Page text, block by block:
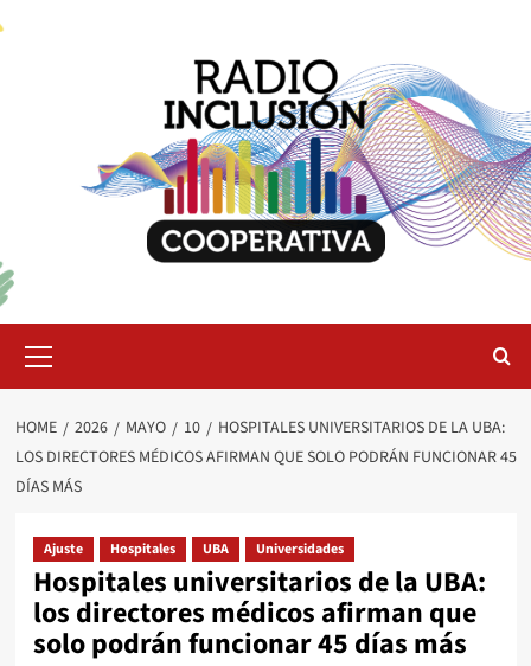
Menu
HOME 2026 MAYO 10
HOSPITALES UNIVERSITARIOS DE LA UBA:
LOS DIRECTORES MÉDICOS AFIRMAN QUE SOLO PODRÁN FUNCIONAR 45
DÍAS MÁS
Ajuste Hospitales UBA Universidades
Hospitales universitarios de la UBA:
los directores médicos afirman que
solo podrán funcionar 45 días más